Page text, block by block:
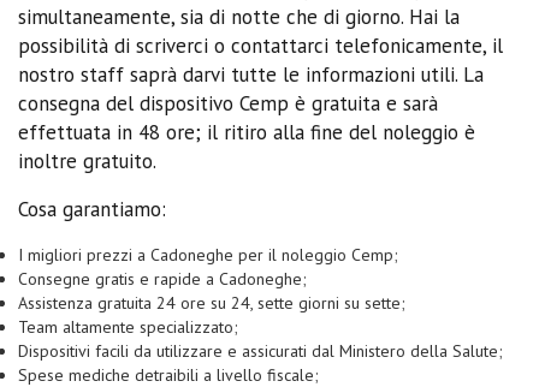
simultaneamente, sia di notte che di giorno. Hai la
possibilità di scriverci o contattarci telefonicamente, il
nostro staff saprà darvi tutte le informazioni utili. La
consegna del dispositivo Cemp è gratuita e sarà
effettuata in 48 ore; il ritiro alla fine del noleggio è
inoltre gratuito.
Cosa garantiamo:
I migliori prezzi a Cadoneghe per il noleggio Cemp;
Consegne gratis e rapide a Cadoneghe;
Assistenza gratuita 24 ore su 24, sette giorni su sette;
Team altamente specializzato;
Dispositivi facili da utilizzare e assicurati dal Ministero della Salute;
Spese mediche detraibili a livello fiscale;